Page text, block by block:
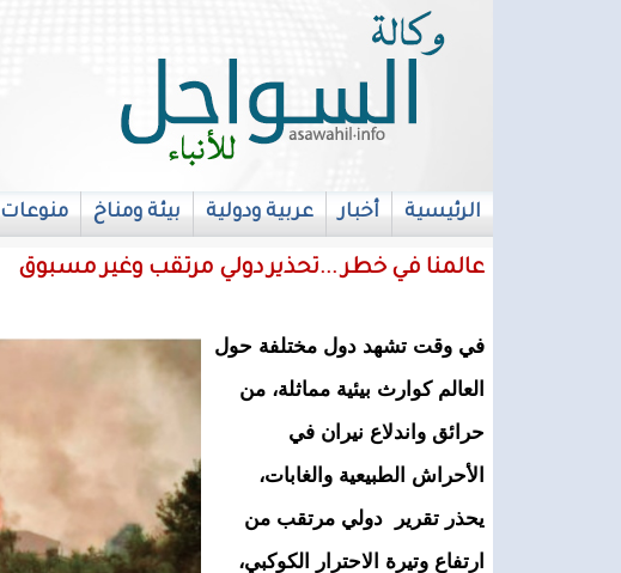
الرئيسية أخبار عربية ودولية بيئة ومناخ منوعات
français
عالمنا في خطر ...تحذير دولي مرتقب وغير مسبوق
في وقت تشهد دول مختلفة حول
العالم كوارث بيئية مماثلة، من
حرائق واندلاع نيران في
الأحراش الطبيعية والغابات،
يحذر تقرير دولي مرتقب من
ارتفاع وتيرة الاحترار الكوكبي،